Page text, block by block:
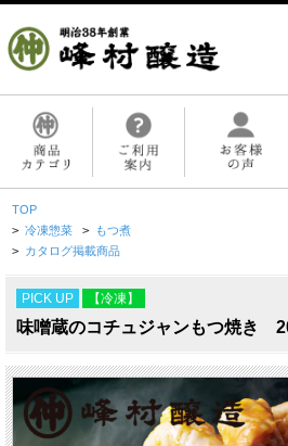
TOP
> 冷凍惣菜 > もつ煮
> カタログ掲載商品
PICK UP 【冷凍】
味噌蔵のコチュジャンもつ焼き